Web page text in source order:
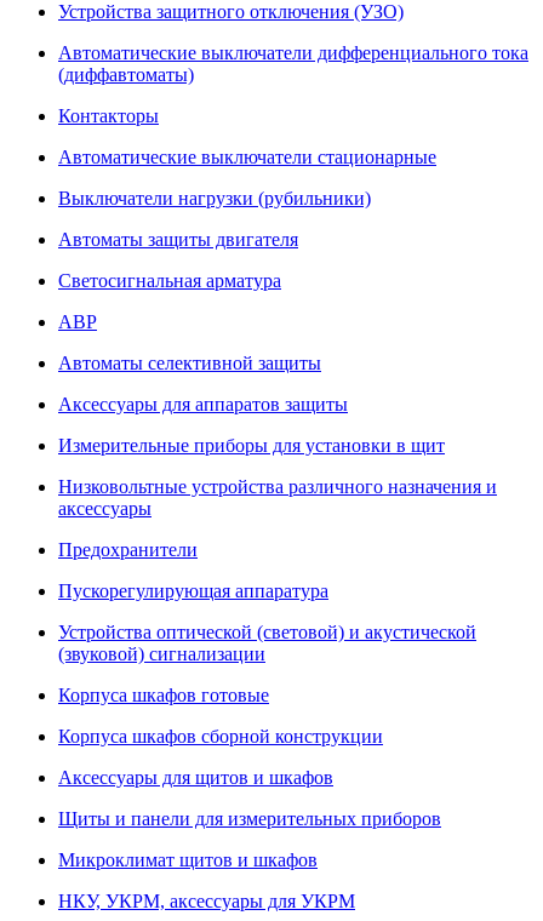
Устройства защитного отключения (УЗО)
Автоматические выключатели дифференциального тока
(диффавтоматы)
Контакторы
Автоматические выключатели стационарные
Выключатели нагрузки (рубильники)
Автоматы защиты двигателя
Светосигнальная арматура
АВР
Автоматы селективной защиты
Аксессуары для аппаратов защиты
Измерительные приборы для установки в щит
Низковольтные устройства различного назначения и
аксессуары
Предохранители
Пускорегулирующая аппаратура
Устройства оптической (световой) и акустической
(звуковой) сигнализации
Корпуса шкафов готовые
Корпуса шкафов сборной конструкции
Аксессуары для щитов и шкафов
Щиты и панели для измерительных приборов
Микроклимат щитов и шкафов
НКУ, УКРМ, аксессуары для УКРМ